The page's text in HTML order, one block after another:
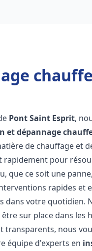
Pont Saint Esprit,
et dépannage
de chauffage et
rapidement pour
que ce soit une
rapides et
dans votre quotidien.
être sur place dans
transparents, nous
équipe d'experts en